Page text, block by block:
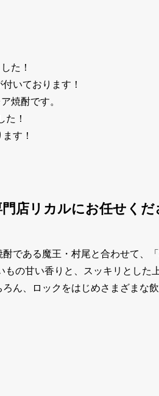
た！
いております！
焼酎です。
！
す！
店リカルにお任せくだ
である魔王・村尾と合わせて、
の甘い香りと、スッキリとした
、ロックをはじめさまざまな